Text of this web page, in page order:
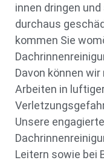
innen dringen
durchaus
kommen Sie
Davon können
Arbeiten in
Unsere
Leitern sowie bei